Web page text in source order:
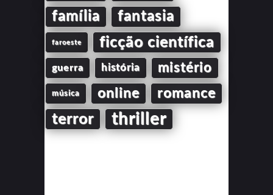
família fantasia
faroeste ficção científica
guerra história mistério
música online romance
terror thriller